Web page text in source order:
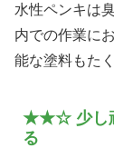
水性ペンキは
内での作業に
能な塗料もた
★★☆ 少し頑
る